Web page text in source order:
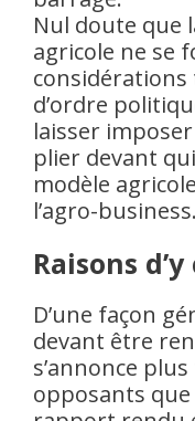
Nul doute que
agricole ne se
considérations
d’ordre
laisser
plier devant
modèle
l’agro-business.
Raisons
D’une façon
devant être
s’annonce
opposants